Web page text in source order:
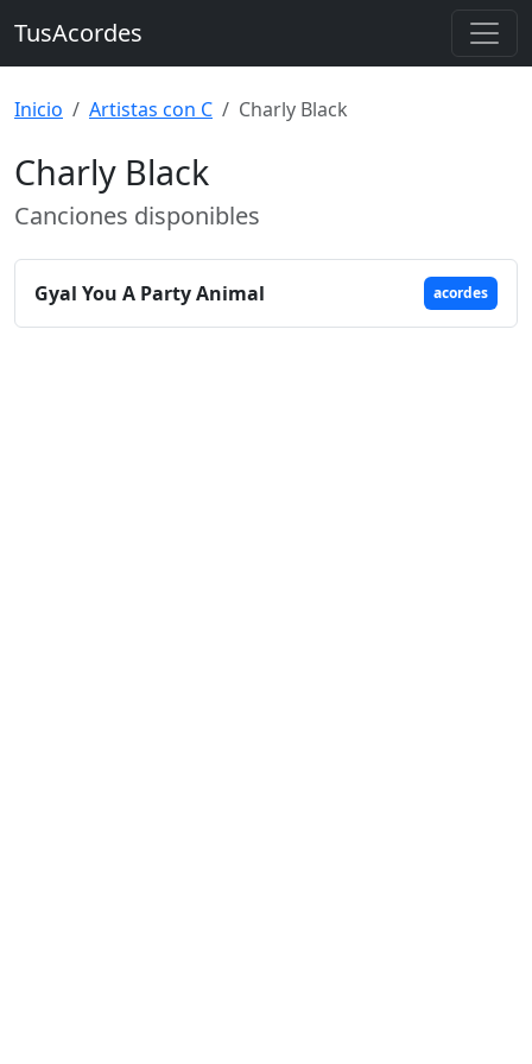
TusAcordes
Inicio Artistas con C Charly Black
Charly Black
Canciones disponibles
Gyal You A Party Animal acordes